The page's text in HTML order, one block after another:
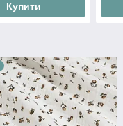
Купити